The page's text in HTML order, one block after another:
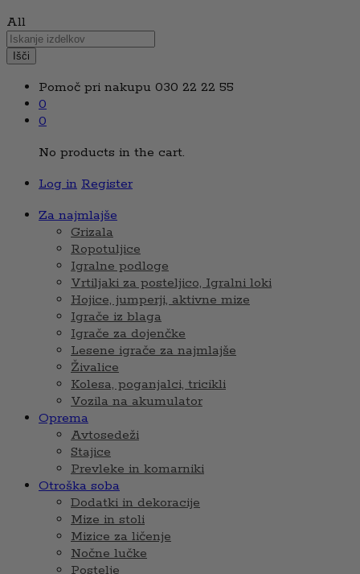
All
Išči
Pomoč pri nakupu 030 22 22 55
0
0
No products in the cart.
Log in Register
Za najmlajše
Grizala
Ropotuljice
Igralne podloge
Vrtiljaki za posteljico, Igralni loki
Hojice, jumperji, aktivne mize
Igrače iz blaga
Igrače za dojenčke
Lesene igrače za najmlajše
Živalice
Kolesa, poganjalci, tricikli
Vozila na akumulator
Oprema
Avtosedeži
Stajice
Prevleke in komarniki
Otroška soba
Dodatki in dekoracije
Mize in stoli
Mizice za ličenje
Nočne lučke
Postelje